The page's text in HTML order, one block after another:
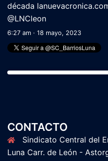
década
@LNCleon
6:27 am · 18 mayo, 2023
CONTACTO
Sindicato Central del
Luna Carr. de León -